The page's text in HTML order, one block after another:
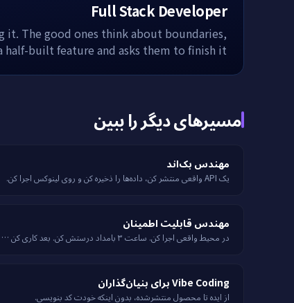
Full Stack Developer
it. The good ones think about boundaries,
half-built feature and asks them to finish it.
مسیرهای دیگر را ببین
مهندس بک‌اند
یک API واقعی منتشر کن، داده‌ها را ذخیره کن و روی لینوکس اجرا کن.
مهندس قابلیت اطمینان
در محیط واقعی اجرا کن. ساعت ۳ بامداد درستش کن. بعد کاری کن ساعت ۳ بامداد دیگر اتفاق نیفتد.
Vibe Coding برای بنیان‌گذاران
از ایده تا محصول منتشرشده، بدون اینکه خودت کد بنویسی.